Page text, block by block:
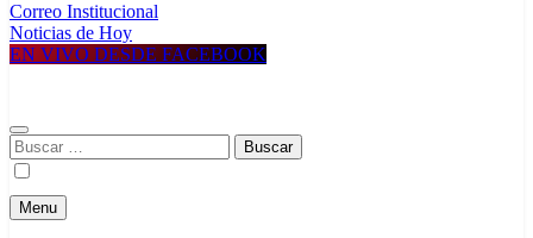
MUNICIPALIDAD DISTRITAL DE UCHUMAYO
Construyendo una nueva Historia
Correo Institucional
Noticias de Hoy
EN VIVO DESDE FACEBOOK
Buscar:
Menu